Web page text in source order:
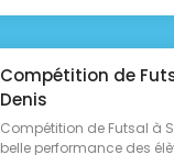
Compétition de
Denis
Compétition de Futsal à
belle performance des